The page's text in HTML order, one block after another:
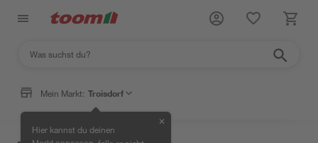
Mein Markt: Troisdorf
Hier kannst du deinen
✕